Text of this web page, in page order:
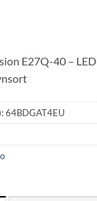
E27Q-40 –
64BDGAT4EU